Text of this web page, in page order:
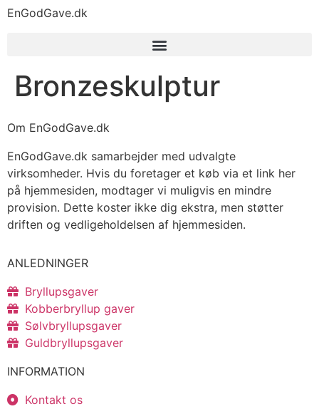
EnGodGave.dk
Bronzeskulptur
Om EnGodGave.dk
EnGodGave.dk samarbejder med udvalgte
virksomheder. Hvis du foretager et køb via et link her
på hjemmesiden, modtager vi muligvis en mindre
provision. Dette koster ikke dig ekstra, men støtter
driften og vedligeholdelsen af hjemmesiden.
ANLEDNINGER
Bryllupsgaver
Kobberbryllup gaver
Sølvbryllupsgaver
Guldbryllupsgaver
INFORMATION
Kontakt os